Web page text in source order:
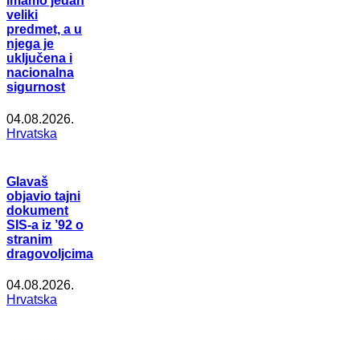
veliki
predmet, a u
njega je
uključena i
nacionalna
sigurnost
04.08.2026.
Hrvatska
Glavaš
objavio tajni
dokument
SIS-a iz ’92 o
stranim
dragovoljcima
04.08.2026.
Hrvatska